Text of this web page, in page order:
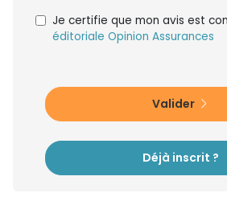
Je certifie que mon avis est
éditoriale Opinion Assurances
Valider
Déjà inscrit ?